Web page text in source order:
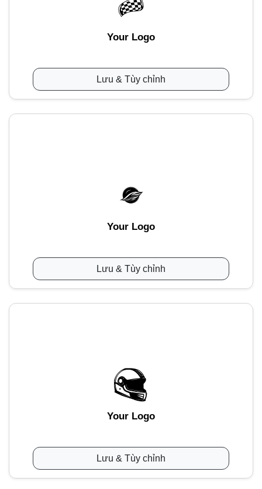
Your Logo
Lưu & Tùy chỉnh
Your Logo
Lưu & Tùy chỉnh
Your Logo
Lưu & Tùy chỉnh